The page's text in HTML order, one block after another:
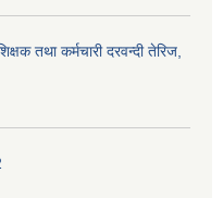
तथा कर्मचारी दरवन्दी तेरिज,